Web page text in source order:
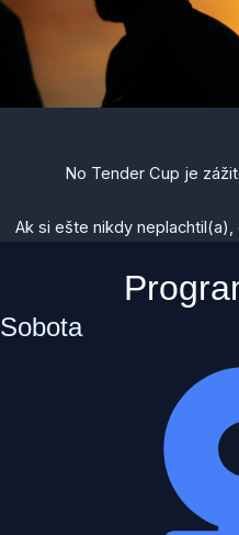
No Tender Cup je
Ak si ešte nikdy
Sobota